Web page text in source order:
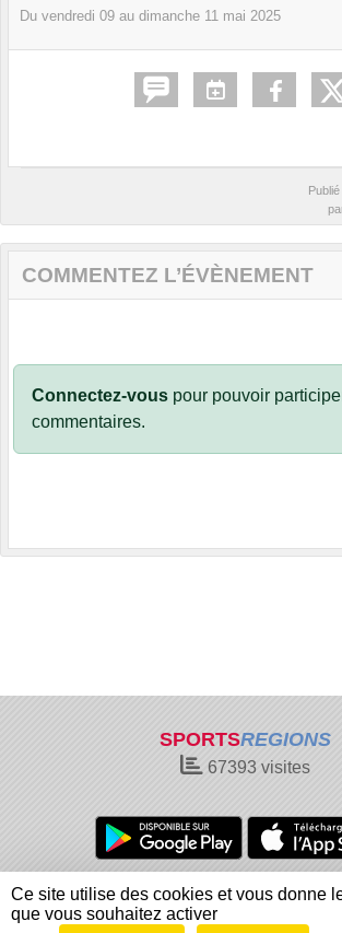
Du vendredi 09 au dimanche 11 mai 2025
Publié
COMMENTEZ L’ÉVÈNEMENT
Connectez-vous pour pouvoir
commentaires.
SPORTSREGIONS
67393visites
Charte cookies
Gestion des
Informations légales
Signaler un
Ce site utilise des cookies et vous donne
que vous souhaitez activer